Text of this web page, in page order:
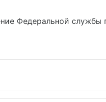
Федеральной службы